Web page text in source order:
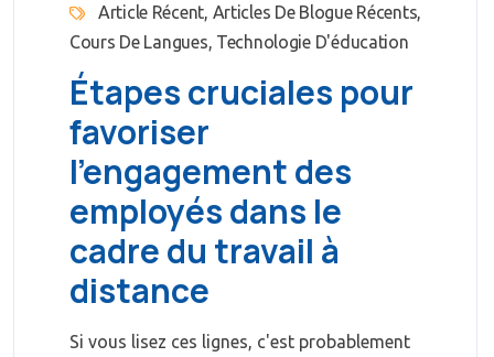
Article Récent, Articles De Blogue Récents,
Cours De Langues, Technologie D'éducation
Étapes cruciales pour
favoriser
l’engagement des
employés dans le
cadre du travail à
distance
Si vous lisez ces lignes, c'est probablement